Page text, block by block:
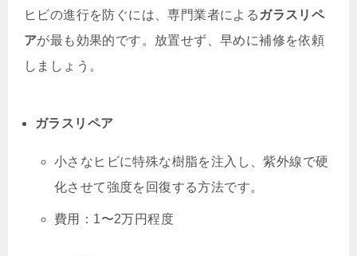
ヒビの進行を防ぐには、専門業者による ガラスリペ
アが最も効果的です。放置せず、早めに補修を依頼
しましょう。
ガラスリペア
小さなヒビに特殊な樹脂を注入し、紫外線で硬
化させて強度を回復する方法です。
費用：1〜2万円程度